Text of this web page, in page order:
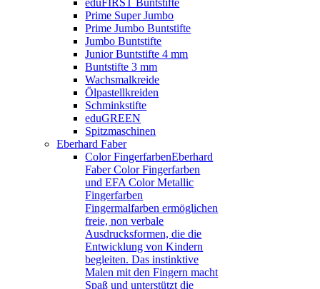
eduFIRST Buntstifte
Prime Super Jumbo
Prime Jumbo Buntstifte
Jumbo Buntstifte
Junior Buntstifte 4 mm
Buntstifte 3 mm
Wachsmalkreide
Ölpastellkreiden
Schminkstifte
eduGREEN
Spitzmaschinen
Eberhard Faber
Color FingerfarbenEberhard
Faber Color Fingerfarben
und EFA Color Metallic
Fingerfarben
Fingermalfarben ermöglichen
freie, non verbale
Ausdrucksformen, die die
Entwicklung von Kindern
begleiten. Das instinktive
Malen mit den Fingern macht
Spaß und unterstützt die